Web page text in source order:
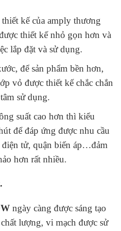
kế của amply thương
thiết kế nhỏ gọn hơn và
lắp đặt và sử dụng.
để sản phẩm bền hơn,
vỏ được thiết kế chắc chắn
sử dụng.
suất cao hơn thì kiểu
để đáp ứng được nhu cầu
điện tử, quận biến áp…đảm
hơn rất nhiều.
ngày càng được sáng tạo
lượng, vi mạch được sử